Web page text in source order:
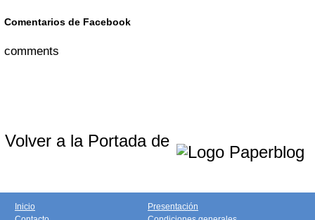
Comentarios de Facebook
comments
Volver a la Portada de
Inicio
Presentación